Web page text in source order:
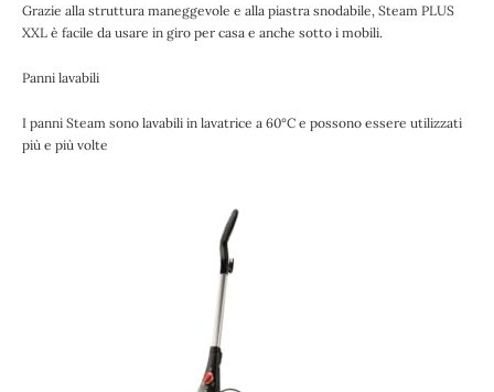
Grazie alla struttura maneggevole e alla piastra snodabile, Steam PLUS
XXL è facile da usare in giro per casa e anche sotto i mobili.
Panni lavabili
I panni Steam sono lavabili in lavatrice a 60°C e possono essere utilizzati
più e più volte